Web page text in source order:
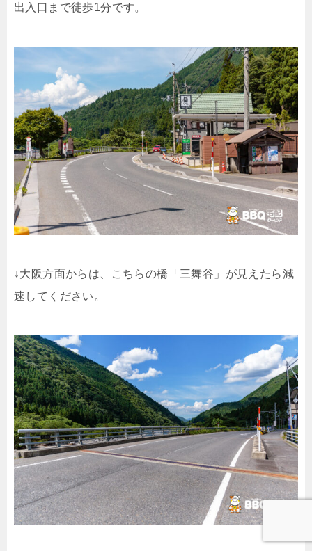
出入口まで徒歩1分です。
↓大阪方面からは、こちらの橋「三舞谷」が見えたら減
速してください。